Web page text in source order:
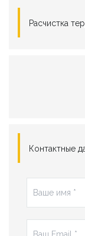
Расчистка
Контактные